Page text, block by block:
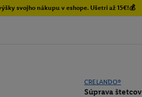
svojho nákupu v eshope. Ušetri až 15€!💰
CRELANDO®
Súprava štetcov